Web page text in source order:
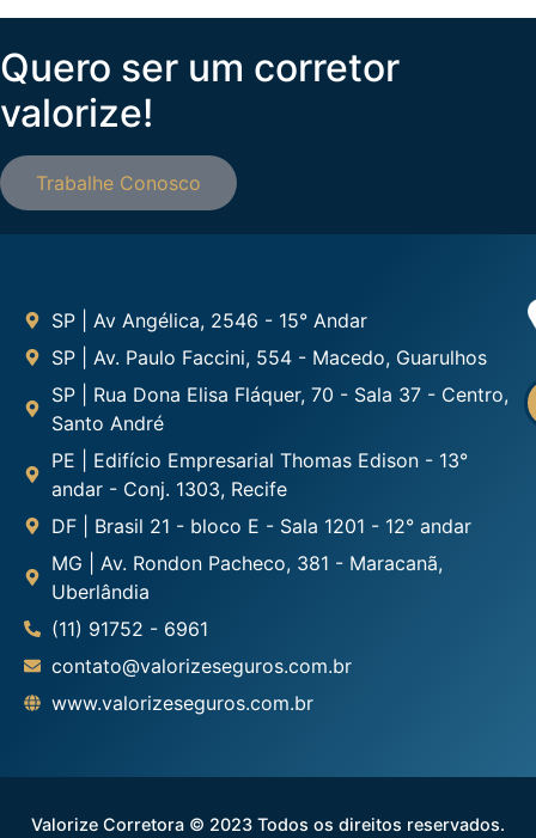
Quero ser um corretor
valorize!
Trabalhe Conosco
SP | Av Angélica, 2546 - 15° Andar
SP | Av. Paulo Faccini, 554 - Macedo, Guarulhos
SP | Rua Dona Elisa Fláquer, 70 - Sala 37 - Centro,
Santo André
PE | Edifício Empresarial Thomas Edison - 13°
andar - Conj. 1303, Recife
DF | Brasil 21 - bloco E - Sala 1201 - 12° andar
MG | Av. Rondon Pacheco, 381 - Maracanã,
Uberlândia
(11) 91752 - 6961
contato@valorizeseguros.com.br
www.valorizeseguros.com.br
Valorize Corretora © 2023 Todos os direitos reservados.